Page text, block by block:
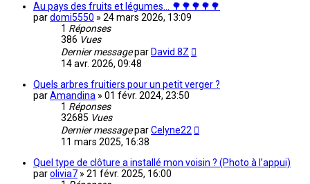
Au pays des fruits et légumes... 🌳🌳🌳🌳🌳
pardomi5550 » 24 mars 2026, 13:09
1 Réponses
386 Vues
Dernier messagepar David.8Z
14 avr. 2026, 09:48
Quels arbres fruitiers pour un petit verger ?
parAmandina » 01 févr. 2024, 23:50
1 Réponses
32685 Vues
Dernier messageparCelyne22
11 mars 2025, 16:38
Quel type de clôture a installé mon voisin ? (Photo à l’appui)
parolivia7 » 21 févr. 2025, 16:00